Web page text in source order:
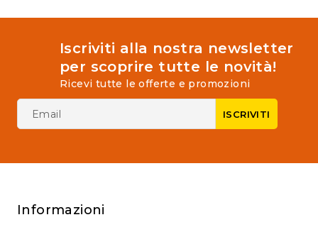
Iscriviti alla nostra newsletter
per scoprire tutte le novità!
Ricevi tutte le offerte e promozioni
Informazioni